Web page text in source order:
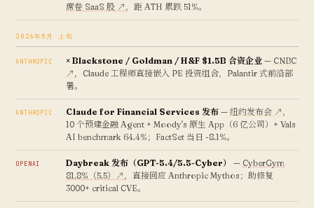
席卷 SaaS 股 ↗ ，距 ATH 累跌 51%。
2026年5月 上旬
ANTHROPIC × Blackstone / Goldman / H&F $1.5B 合资企业 —CNBC
↗ ，Claude 工程师直接嵌入 PE 投资组合，Palantir 式前沿部
署。
ANTHROPIC Claude for Financial Services 发布 —纽约发布会 ↗ ，
10 个预建金融 Agent + Moody's 原生 App（6 亿公司）+ Vals
AI benchmark 64.4%；FactSet 当日 -8.1%。
OPENAI Daybreak 发布（GPT-5.4/5.5-Cyber） —CyberGym
81.8%（5.5）↗ ，直接回应 Anthropic Mythos；助修复
3000+ critical CVE。